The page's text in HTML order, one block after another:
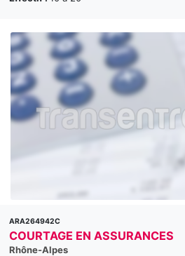
ARA264942C
COURTAGE EN ASSURANCES
Rhône-Alpes